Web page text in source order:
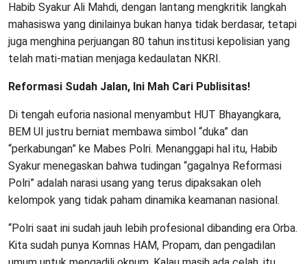
Habib Syakur Ali Mahdi, dengan lantang mengkritik langkah
mahasiswa yang dinilainya bukan hanya tidak berdasar, tetapi
juga menghina perjuangan 80 tahun institusi kepolisian yang
telah mati-matian menjaga kedaulatan NKRI.
Reformasi Sudah Jalan, Ini Mah Cari Publisitas!
Di tengah euforia nasional menyambut HUT Bhayangkara,
BEM UI justru berniat membawa simbol “duka” dan
“perkabungan” ke Mabes Polri. Menanggapi hal itu, Habib
Syakur menegaskan bahwa tudingan “gagalnya Reformasi
Polri” adalah narasi usang yang terus dipaksakan oleh
kelompok yang tidak paham dinamika keamanan nasional.
“Polri saat ini sudah jauh lebih profesional dibanding era Orba.
Kita sudah punya Komnas HAM, Propam, dan pengadilan